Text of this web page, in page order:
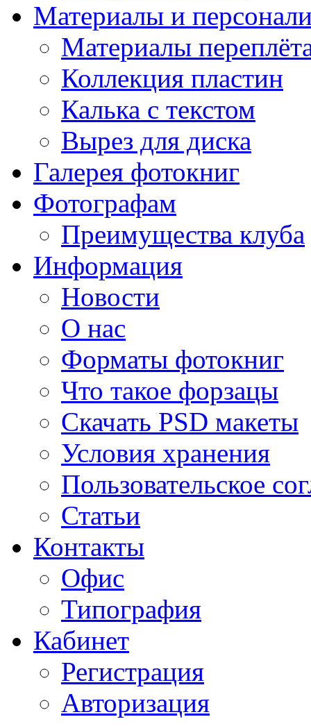
Материалы и
Материалы
Коллекция пластин
Калька с текстом
Вырез для диска
Галерея фотокниг
Фотографам
Преимущества клуба
Информация
Новости
О нас
Форматы фотокниг
Что такое форзацы
Скачать PSD макеты
Условия хранения
Пользовательское
Статьи
Контакты
Офис
Типография
Кабинет
Регистрация
Авторизация